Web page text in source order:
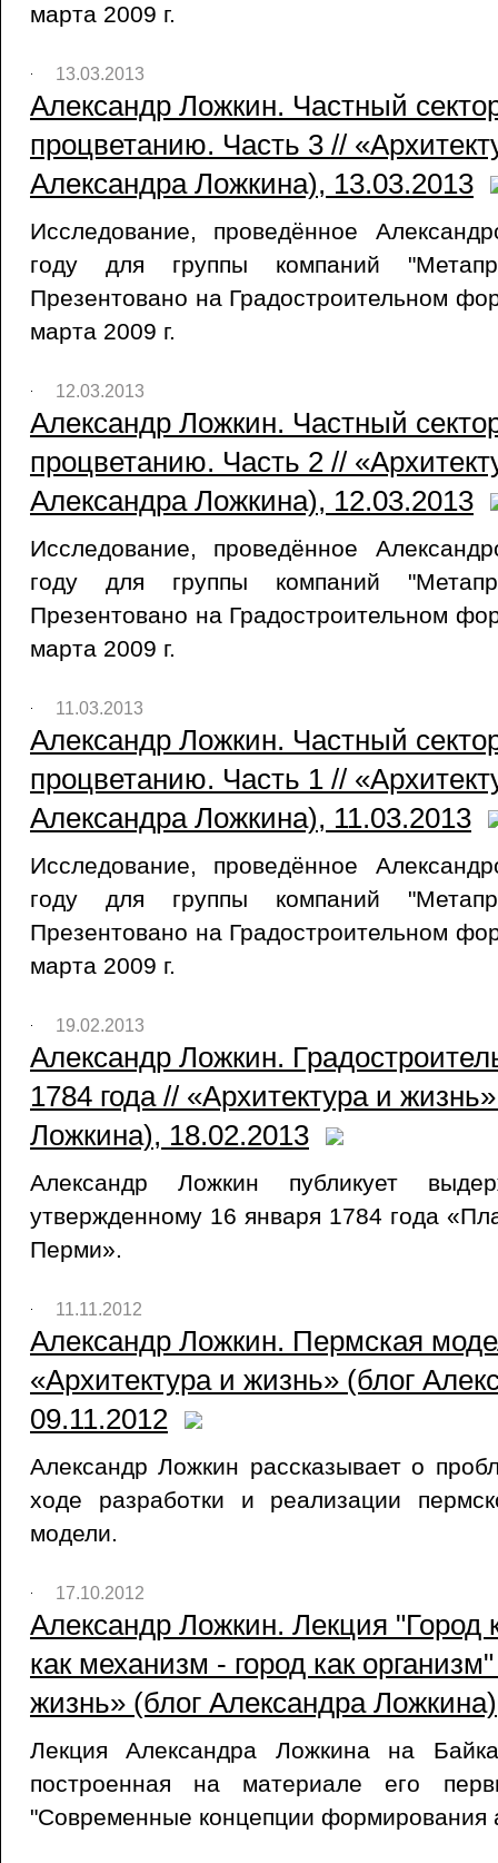
марта 2009 г.
13.03.2013
Александр Ложкин. Частный
процветанию. Часть 3 //
Александра Ложкина), 13.03.2013
Исследование, проведённое
году для группы компаний
Презентовано на Градостроительном
марта 2009 г.
12.03.2013
Александр Ложкин. Частный
процветанию. Часть 2 //
Александра Ложкина), 12.03.2013
Исследование, проведённое
году для группы компаний
Презентовано на Градостроительном
марта 2009 г.
11.03.2013
Александр Ложкин. Частный
процветанию. Часть 1 //
Александра Ложкина), 11.03.2013
Исследование, проведённое
году для группы компаний
Презентовано на Градостроительном
марта 2009 г.
19.02.2013
Александр Ложкин.
1784 года // «Архитектура и
Ложкина), 18.02.2013
Александр Ложкин публикует
утвержденному 16 января 1784 года
Перми».
11.11.2012
Александр Ложкин. Пермская
«Архитектура и жизнь» (блог
09.11.2012
Александр Ложкин рассказывает о
ходе разработки и реализации
модели.
17.10.2012
Александр Ложкин. Лекция "Город
как механизм - город как
жизнь» (блог Александра
Лекция Александра Ложкина на
построенная на материале его
"Современные концепции формирования